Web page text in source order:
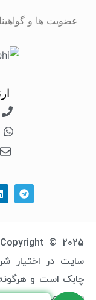
عضویت ها و
سایت در اختیار
چابک است و